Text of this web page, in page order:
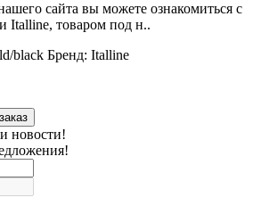
сайта вы можете ознакомиться с
Italline, товаром под н..
black Бренд: Italline
новости!